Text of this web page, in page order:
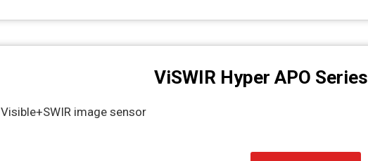
ViSWIR Hyper APO Series
Visible+SWIR image sensor